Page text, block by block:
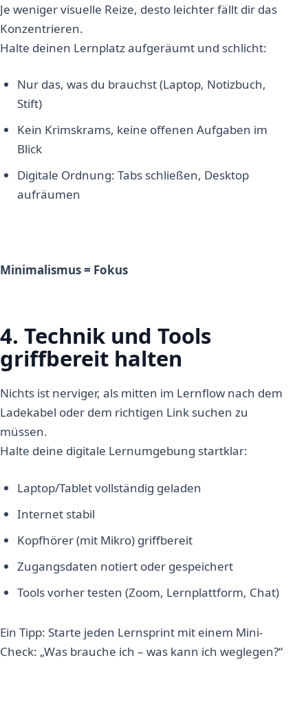
Je weniger visuelle Reize, desto leichter fällt dir das
Konzentrieren.
Halte deinen Lernplatz aufgeräumt und schlicht:
Nur das, was du brauchst (Laptop, Notizbuch,
Stift)
Kein Krimskrams, keine offenen Aufgaben im
Blick
Digitale Ordnung: Tabs schließen, Desktop
aufräumen
Minimalismus = Fokus
4. Technik und Tools
griffbereit halten
Nichts ist nerviger, als mitten im Lernflow nach dem
Ladekabel oder dem richtigen Link suchen zu
müssen.
Halte deine digitale Lernumgebung startklar:
Laptop/Tablet vollständig geladen
Internet stabil
Kopfhörer (mit Mikro) griffbereit
Zugangsdaten notiert oder gespeichert
Tools vorher testen (Zoom, Lernplattform, Chat)
Ein Tipp: Starte jeden Lernsprint mit einem Mini-
Check: „Was brauche ich – was kann ich weglegen?“